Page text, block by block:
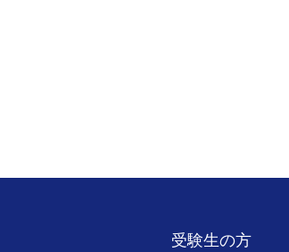
受験生の方